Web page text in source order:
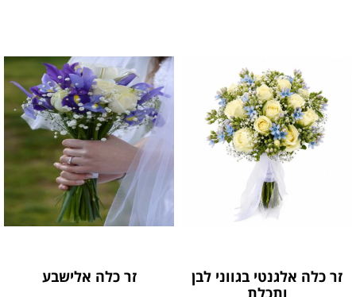
זר כלה אלגנטי בגווני לבן
ותכלת
זר כלה אלישבע